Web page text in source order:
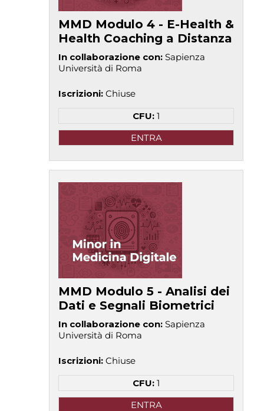
MMD Modulo 4 - E-Health &
Health Coaching a Distanza
In collaborazione con: Sapienza
Università di Roma
Iscrizioni: Chiuse
CFU: 1
ENTRA
MMD Modulo 5 - Analisi dei
Dati e Segnali Biometrici
In collaborazione con: Sapienza
Università di Roma
Iscrizioni: Chiuse
CFU: 1
ENTRA